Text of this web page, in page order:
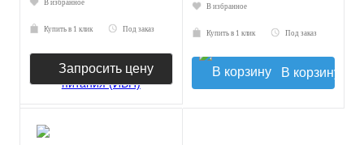
В избранное
Купить в 1 клик Под заказ
Запросить цену
В избранное
Купить в 1 клик Под заказ
В корзину